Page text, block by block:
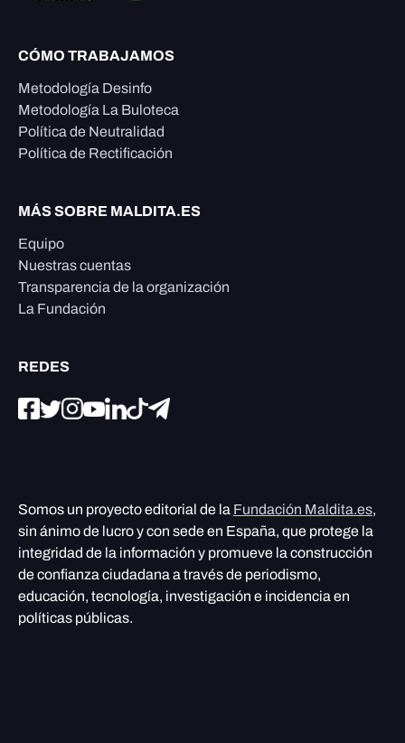
CÓMO TRABAJAMOS
Metodología Desinfo
Metodología La Buloteca
Política de Neutralidad
Política de Rectificación
MÁS SOBRE MALDITA.ES
Equipo
Nuestras cuentas
Transparencia de la organización
La Fundación
REDES
Somos un proyecto editorial de la Fundación Maldita.es,
sin ánimo de lucro y con sede en España, que protege la
integridad de la información y promueve la construcción
de confianza ciudadana a través de periodismo,
educación, tecnología, investigación e incidencia en
políticas públicas.